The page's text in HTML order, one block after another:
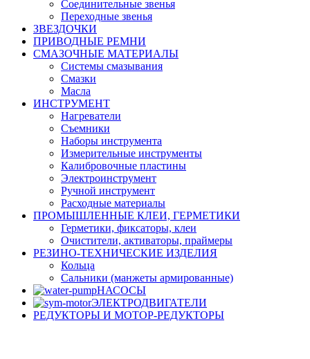
Соединительные звенья
Переходные звенья
ЗВЕЗДОЧКИ
ПРИВОДНЫЕ РЕМНИ
СМАЗОЧНЫЕ МАТЕРИАЛЫ
Системы смазывания
Смазки
Масла
ИНСТРУМЕНТ
Нагреватели
Съемники
Наборы инструмента
Измерительные инструменты
Калибровочные пластины
Электроинструмент
Ручной инструмент
Расходные материалы
ПРОМЫШЛЕННЫЕ КЛЕИ, ГЕРМЕТИКИ
Герметики, фиксаторы, клеи
Очистители, активаторы, праймеры
РЕЗИНО-ТЕХНИЧЕСКИЕ ИЗДЕЛИЯ
Кольца
Сальники (манжеты армированные)
НАСОСЫ
ЭЛЕКТРОДВИГАТЕЛИ
РЕДУКТОРЫ И МОТОР-РЕДУКТОРЫ